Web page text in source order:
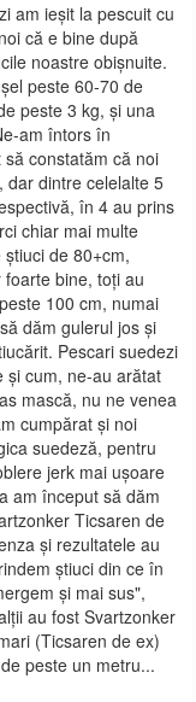
am ieșit la pescuit cu
că e bine după
noastre obișnuite.
peste 60-70 de
peste 3 kg, și una
am întors în
constatăm că noi
dar dintre celelalte 5
în 4 au prins
chiar mai multe
de 80+cm,
bine, toți au
100 cm, numai
dăm gulerul jos și
Pescari suedezi
și cum, ne-au arătat
mască, nu ne venea
cumpărat și noi
suedeză, pentru
jerk mai ușoare
am început să dăm
Ticsaren de
și rezultatele au
știuci din ce în
și mai sus",
au fost Svartzonker
(Ticsaren de ex)
peste un metru...